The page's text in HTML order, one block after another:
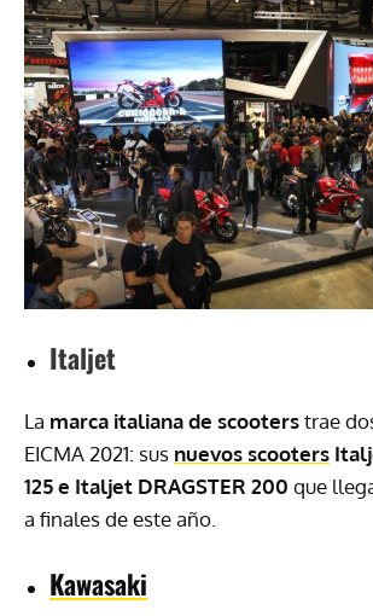
Italjet
La marca italiana de scooterstrae
EICMA 2021: sus nuevos scooters
125 e Italjet DRAGSTER 200 que
a finales de este año.
Kawasaki